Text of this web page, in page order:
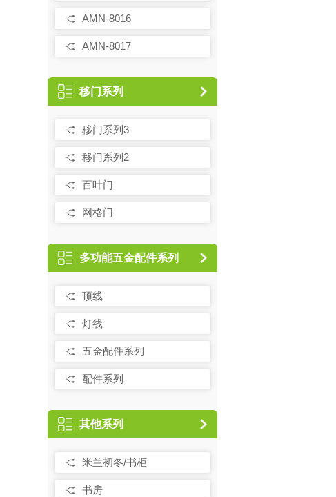
AMN-8016
AMN-8017
移门系列
移门系列3
移门系列2
百叶门
网格门
多功能五金配件系列
顶线
灯线
五金配件系列
配件系列
其他系列
米兰初冬/书柜
书房